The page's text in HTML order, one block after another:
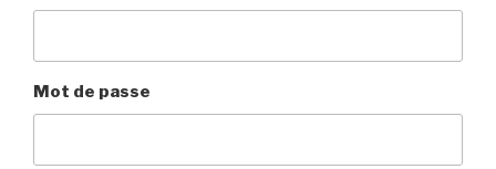
Mot de passe